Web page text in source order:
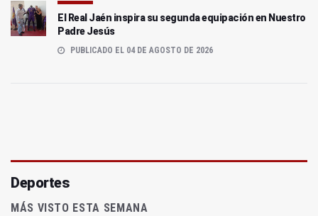
El Real Jaén inspira su segunda equipación en Nuestro
Padre Jesús
PUBLICADO EL 04 DE AGOSTO DE 2026
Deportes
MÁS VISTO ESTA SEMANA